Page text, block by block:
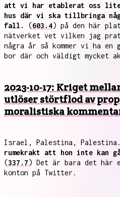
att vi har etablerat oss
hus där vi ska tillbringa
fall.
(603.4) på den här
nätverket vet vilken jag
några år så kommer vi ha
bor där och väldigt mycket
2023-10-17: Kriget
utlöser störtflod av
moralistiska
Israel, Palestina,
rumekrakt att hon inte kan
(337.7) Det är bara det här
konton på Twitter.